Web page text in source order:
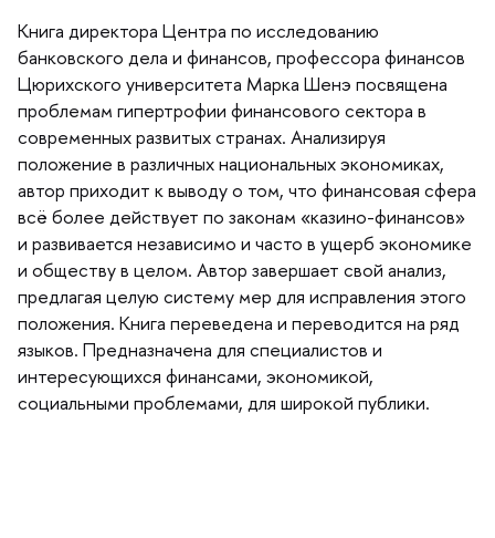
Книга директора Центра по исследованию
анковского дела и финансов, профессора финансо
Цюрихского университета Марка Шенэ посвящена
проблемам гипертрофии финансового сектора
современных развитых странах. Анализируя
положение в различных национальных экономиках,
автор приходит к выводу о том, что финансовая сфера
сё более действует по законам «казино-финансов»
и развивается независимо и часто в ущерб экономике
и обществу в целом. Автор завершает свой анализ,
предлагая целую систему мер для исправления этого
положения. Книга переведена и переводится на ряд
языков. Предназначена для специалистов и
интересующихся финансами, экономикой,
социальными проблемами, для широкой публики.